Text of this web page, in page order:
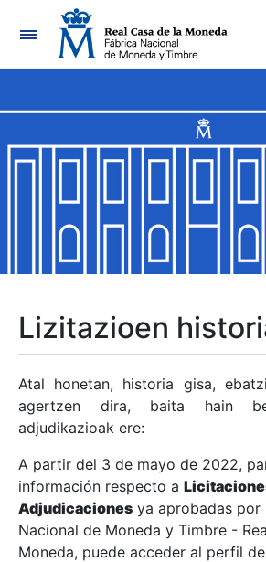
Nabigazioa
Erakutsi/Ezkutatu
Erakutsi/Ezkutatu
Erakutsi/Ezkutatu
Erakutsi/Ezkutatu
Erakutsi/Ezkutatu
Erakutsi/Ezkutatu
Erakutsi/Ezkutatu
Lizitazioen
Atal honetan, historia gisa,
agertzen dira, baita hain
adjudikazioak ere:
A partir del 3 de mayo de 2022,
información respecto a
Adjudicaciones ya aprobadas por
Nacional de Moneda y Timbre -
Moneda, puede acceder al perfil